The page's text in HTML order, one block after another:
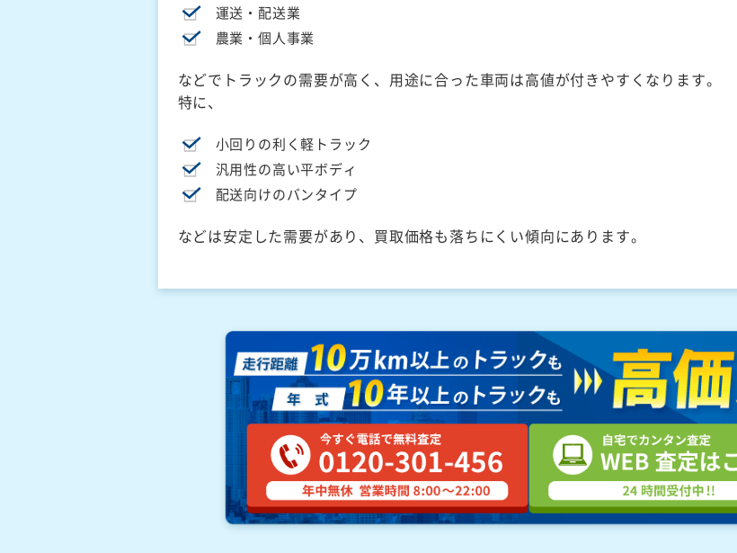
運送・配送業
農業・個人事業
などでトラックの需要が高く、用途に合った車両は高値が付きやすくなります。
特に、
小回りの利く軽トラック
汎用性の高い平ボディ
配送向けのバンタイプ
などは安定した需要があり、買取価格も落ちにくい傾向にあります。